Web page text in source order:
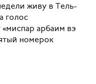
живу в Тель-
голос
арбаим вэ
номерок